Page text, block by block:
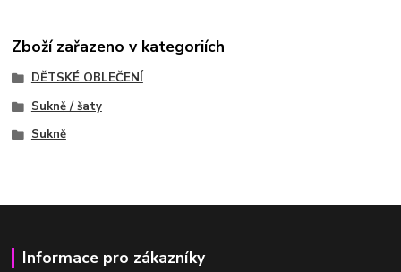
Zboží zařazeno v kategoriích
DĚTSKÉ OBLEČENÍ
Sukně / šaty
Sukně
Informace pro zákazníky